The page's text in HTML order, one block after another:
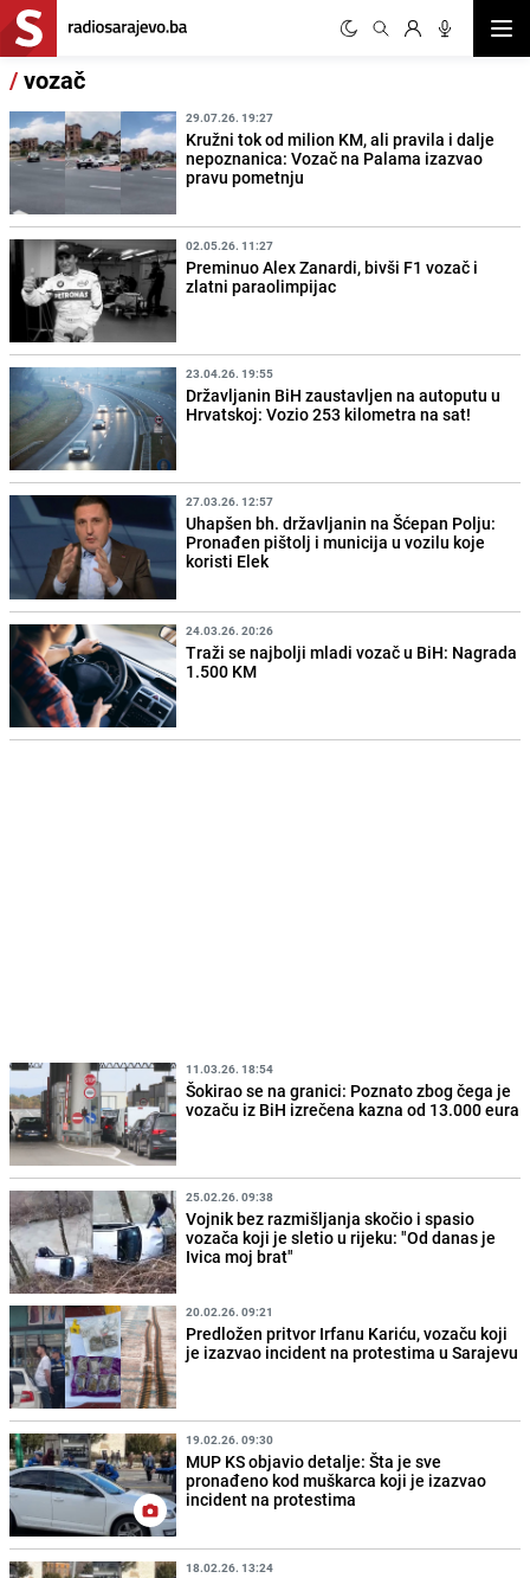
/vozač
29.07.26. 19:27
Kružni tok od milion KM, ali pravila i dalje
nepoznanica: Vozač na Palama izazvao
pravu pometnju
02.05.26. 11:27
Preminuo Alex Zanardi, bivši F1 vozač i
zlatni paraolimpijac
23.04.26. 19:55
Državljanin BiH zaustavljen na autoputu u
Hrvatskoj: Vozio 253 kilometra na sat!
27.03.26. 12:57
Uhapšen bh. državljanin na Šćepan Polju:
Pronađen pištolj i municija u vozilu koje
koristi Elek
24.03.26. 20:26
Traži se najbolji mladi vozač u BiH: Nagrada
1.500 KM
11.03.26. 18:54
Šokirao se na granici: Poznato zbog čega je
vozaču iz BiH izrečena kazna od 13.000 eura
25.02.26. 09:38
Vojnik bez razmišljanja skočio i spasio
vozača koji je sletio u rijeku: "Od danas je
Ivica moj brat"
20.02.26. 09:21
Predložen pritvor Irfanu Kariću, vozaču koji
je izazvao incident na protestima u Sarajevu
19.02.26. 09:30
MUP KS objavio detalje: Šta je sve
pronađeno kod muškarca koji je izazvao
incident na protestima
18.02.26. 13:24